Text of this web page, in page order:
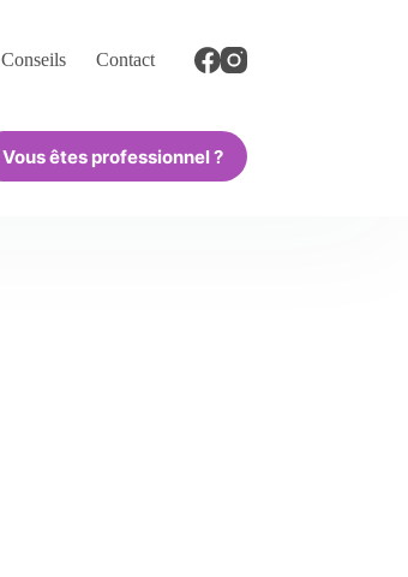
Conseils Contact
Vous êtes professionnel ?